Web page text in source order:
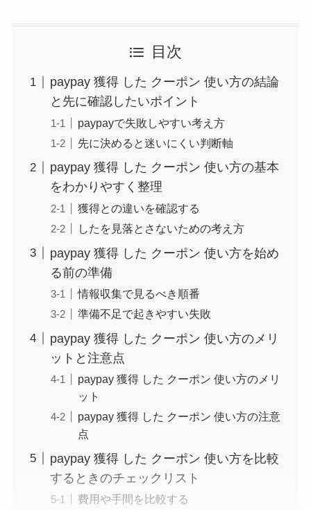
目次
paypay 獲得 した クーポン 使い方の結論
と先に確認したいポイント
paypayで失敗しやすい考え方
先に決めると迷いにくい判断軸
paypay 獲得 した クーポン 使い方の基本
をわかりやすく整理
獲得との違いを確認する
したを見落とさないための考え方
paypay 獲得 した クーポン 使い方を始め
る前の準備
情報収集で見るべき順番
準備不足で起きやすい失敗
paypay 獲得 した クーポン 使い方のメリ
ットと注意点
paypay 獲得 した クーポン 使い方のメリ
ット
paypay 獲得 した クーポン 使い方の注意
点
paypay 獲得 した クーポン 使い方を比較
するときのチェックリスト
費用や手間を比較する